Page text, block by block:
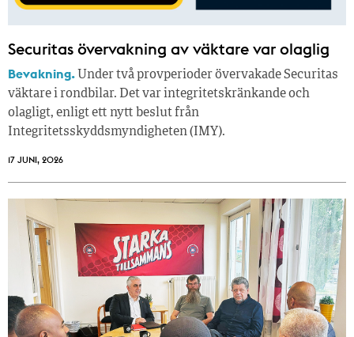
Securitas övervakning av väktare var olaglig
Bevakning. Under två provperioder övervakade Securitas
väktare i rondbilar. Det var integritetskränkande och
olagligt, enligt ett nytt beslut från
Integritetsskyddsmyndigheten (IMY).
17 JUNI, 2026